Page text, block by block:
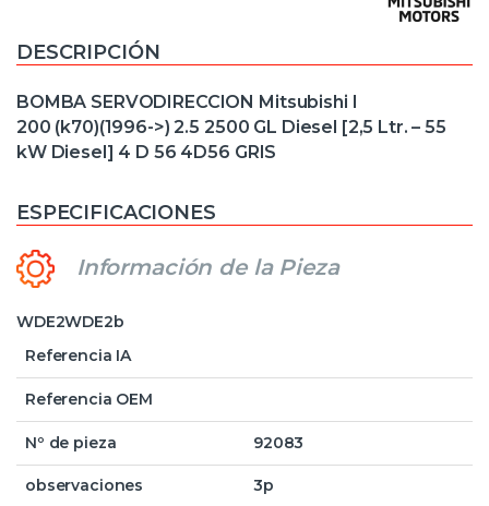
DESCRIPCIÓN
BOMBA SERVODIRECCION Mitsubishi l
200 (k70)(1996->) 2.5 2500 GL Diesel [2,5 Ltr. – 55
kW Diesel] 4 D 56 4D56 GRIS
ESPECIFICACIONES
Información de la Pieza
WDE2WDE2b
Referencia IA
Referencia OEM
Nº de pieza 92083
observaciones 3p